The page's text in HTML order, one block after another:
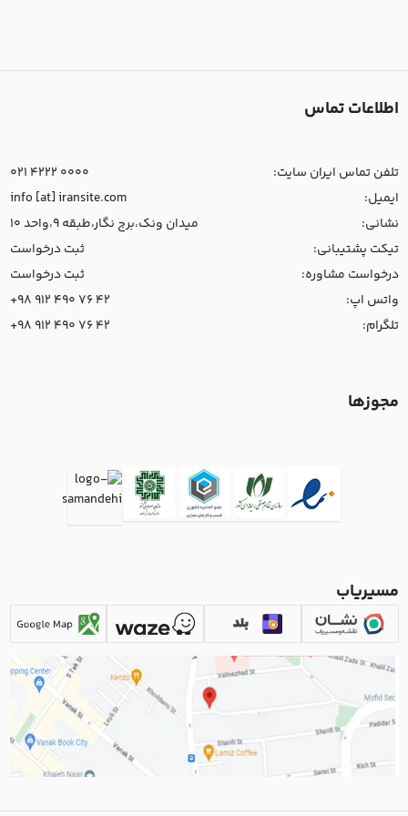
اطلاعات تماس
تلفن تماس ایران سایت:
021 4222 0000
ایمیل:
info [at] iransite.com
نشانی:
میدان ونک،برج نگار،طبقه 9،واحد 10
تیکت پشتیبانی:
ثبت درخواست
درخواست مشاوره:
ثبت درخواست
واتس اپ:
+98 912 490 76 42
تلگرام:
+98 912 490 76 42
مجوزها
مسیریاب